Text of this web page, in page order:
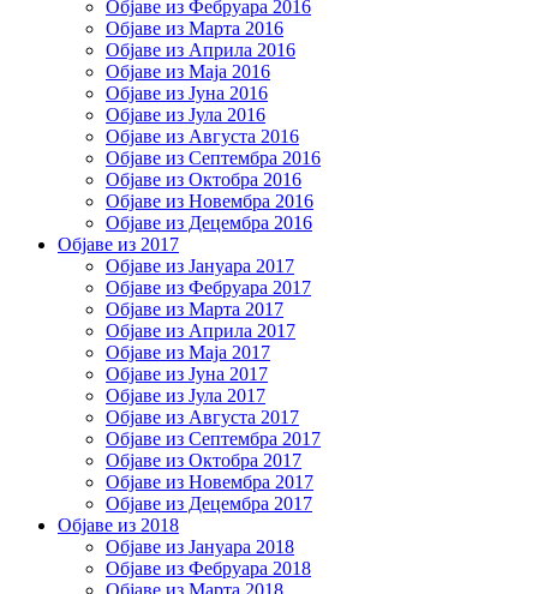
Објаве из Фебруара 2016
Објаве из Марта 2016
Објаве из Априла 2016
Објаве из Маја 2016
Објаве из Јуна 2016
Објаве из Јула 2016
Објаве из Августа 2016
Објаве из Септембра 2016
Објаве из Октобра 2016
Објаве из Новембра 2016
Објаве из Децембра 2016
Објаве из 2017
Објаве из Јануара 2017
Објаве из Фебруара 2017
Објаве из Марта 2017
Објаве из Априла 2017
Објаве из Маја 2017
Објаве из Јуна 2017
Објаве из Јула 2017
Објаве из Августа 2017
Објаве из Септембра 2017
Објаве из Октобра 2017
Објаве из Новембра 2017
Објаве из Децембра 2017
Објаве из 2018
Објаве из Јануара 2018
Објаве из Фебруара 2018